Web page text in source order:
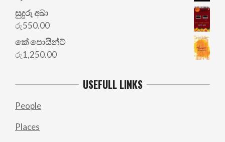
සුදුරු අබා
රු550.00
කේ පොයින්ට්
රු1,250.00
USEFULL LINKS
People
Places